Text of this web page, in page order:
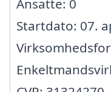
Ansatte: 0
Startdato: 07.